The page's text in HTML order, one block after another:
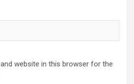
website in this browser for the